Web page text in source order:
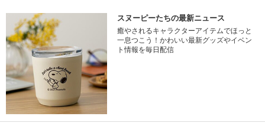
スヌーピーたちの最新ニュース
癒やされるキャラクターアイテムでほっと
一息つこう！かわいい最新グッズやイベン
ト情報を毎日配信